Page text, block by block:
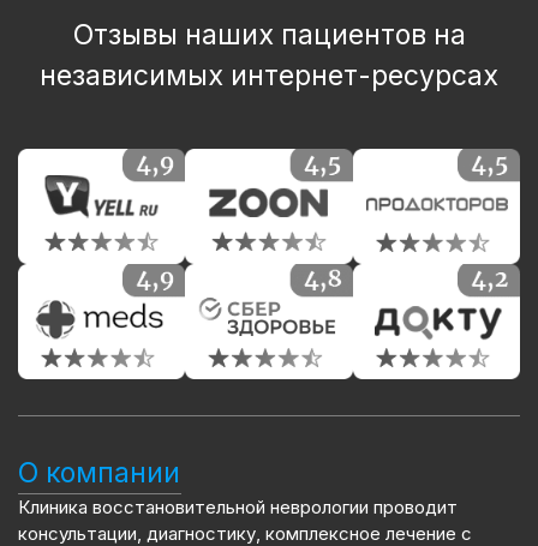
Отзывы наших пациентов на
независимых интернет-ресурсах
О компании
Клиника восстановительной неврологии проводит
консультации, диагностику, комплексное лечение с